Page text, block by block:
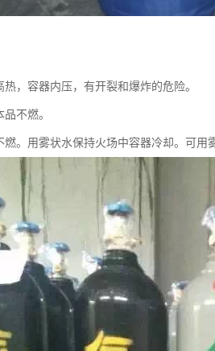
，容器内压，有开裂和爆炸的危险。
不燃。
燃。用雾状水保持火场中容器冷却。可用